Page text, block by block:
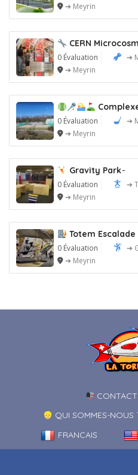
➔ Meyrin
CERN
0 Évaluation
➔
➔ Meyrin
0 Évaluation
➔
➔ Meyrin
Gravity Park ̵
0 Évaluation
➔
➔ Meyrin
Totem Escalade
0 Évaluation
➔
➔ Meyrin
QUI SOMMES-NOUS
FRANCAIS